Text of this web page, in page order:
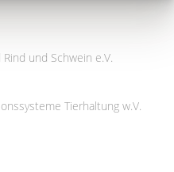
und Schwein e.V.
Tierhaltung w.V.